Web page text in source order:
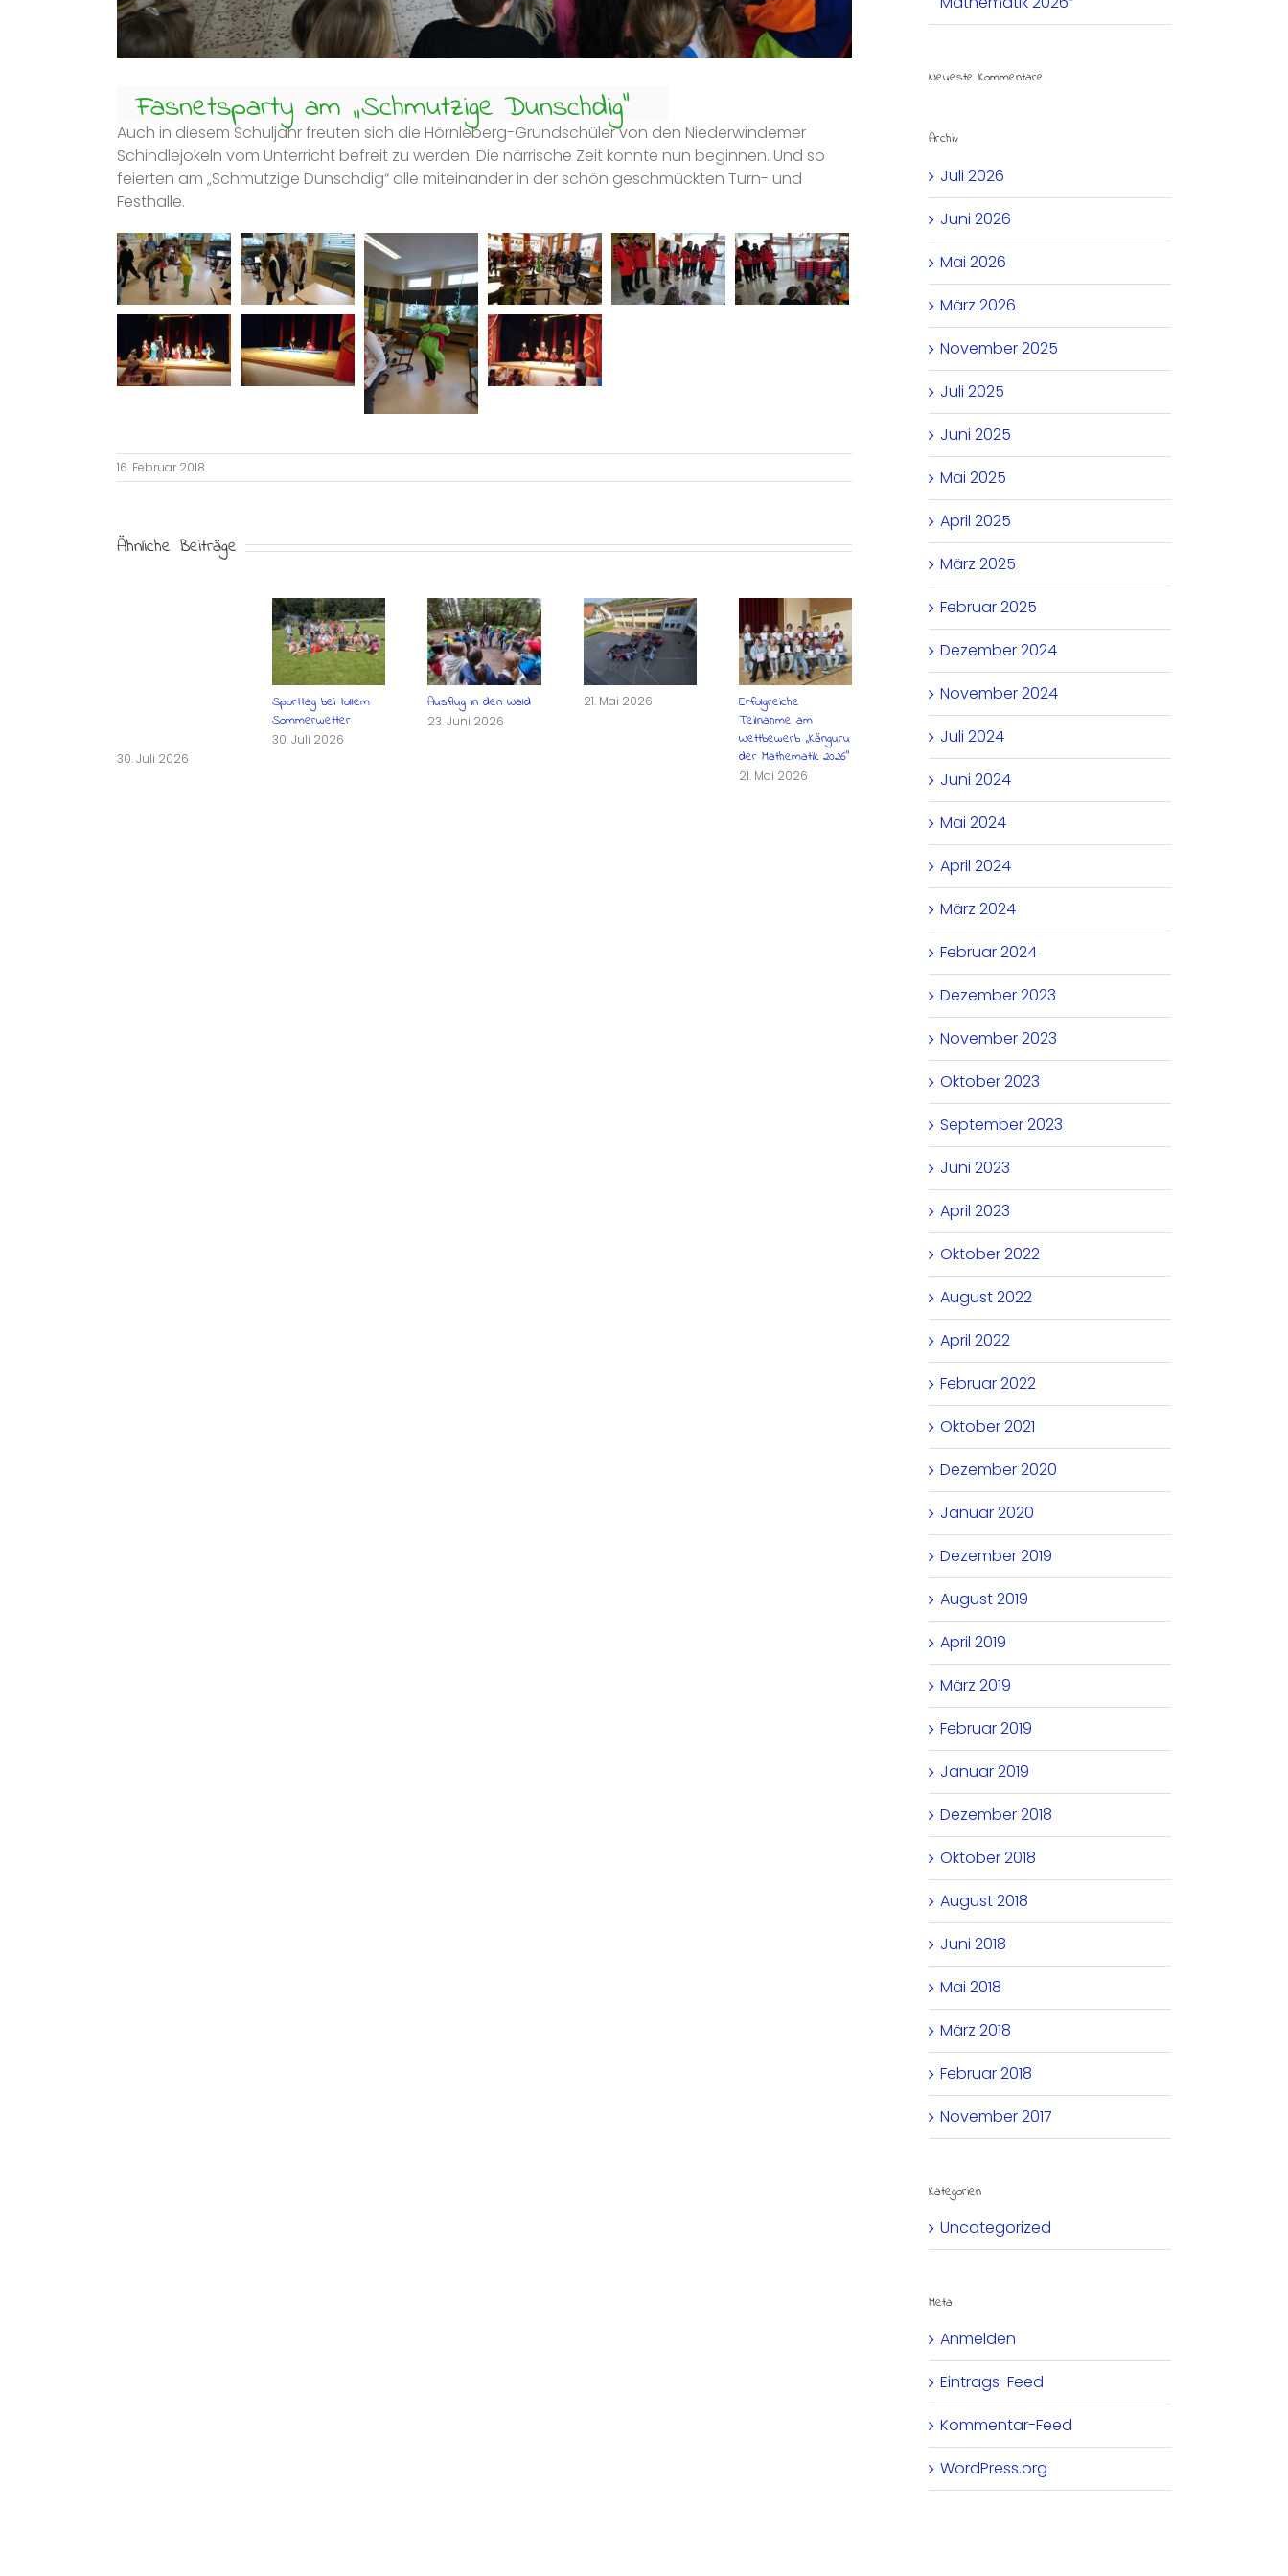
Fasnetsparty am „Schmutzige Dunschdig“
Auch in diesem Schuljahr freuten sich die Hörnleberg-Grundschüler von den Niederwindemer
Schindlejokeln vom Unterricht befreit zu werden. Die närrische Zeit konnte nun beginnen. Und so
feierten am „Schmutzige Dunschdig“ alle miteinander in der schön geschmückten Turn- und
Festhalle.
16. Februar 2018
Ähnliche Beiträge
30. Juli 2026
Sporttag bei tollem
Sommerwetter
30. Juli 2026
Ausflug in den Wald
23. Juni 2026
21. Mai 2026
Erfolgreiche
Teilnahme am
Wettbewerb „Känguru
der Mathematik 2026“
21. Mai 2026
30. Juli 2026
Sporttag bei tollem
Sommerwetter
Neueste Kommentare
Archiv
Juli 2026
Juni 2026
Mai 2026
März 2026
November 2025
Juli 2025
Juni 2025
Mai 2025
April 2025
März 2025
Februar 2025
Dezember 2024
November 2024
Juli 2024
Juni 2024
Mai 2024
April 2024
März 2024
Februar 2024
Dezember 2023
November 2023
Oktober 2023
September 2023
Juni 2023
April 2023
Oktober 2022
August 2022
April 2022
Februar 2022
Oktober 2021
Dezember 2020
Januar 2020
Dezember 2019
August 2019
April 2019
März 2019
Februar 2019
Januar 2019
Dezember 2018
Oktober 2018
August 2018
Juni 2018
Mai 2018
März 2018
Februar 2018
November 2017
Kategorien
Uncategorized
Meta
Anmelden
Eintrags-Feed
Kommentar-Feed
WordPress.org